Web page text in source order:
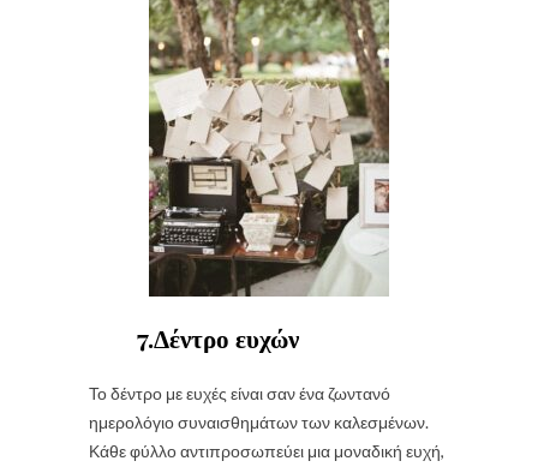
7.Δέντρο ευχών
Το δέντρο με ευχές είναι σαν ένα ζωντανό
ημερολόγιο συναισθημάτων των καλεσμένων.
Κάθε φύλλο αντιπροσωπεύει μια μοναδική ευχή,